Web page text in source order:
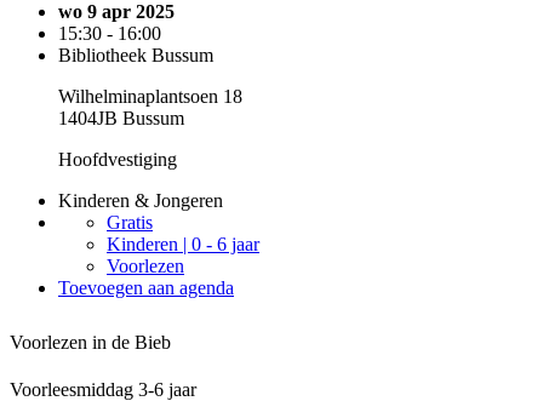
wo 9 apr 2025
15:30 - 16:00
Bibliotheek Bussum
Wilhelminaplantsoen 18
1404JB Bussum
Hoofdvestiging
Kinderen & Jongeren
Gratis
Kinderen | 0 - 6 jaar
Voorlezen
Toevoegen aan agenda
Voorlezen in de Bieb
Voorleesmiddag 3-6 jaar